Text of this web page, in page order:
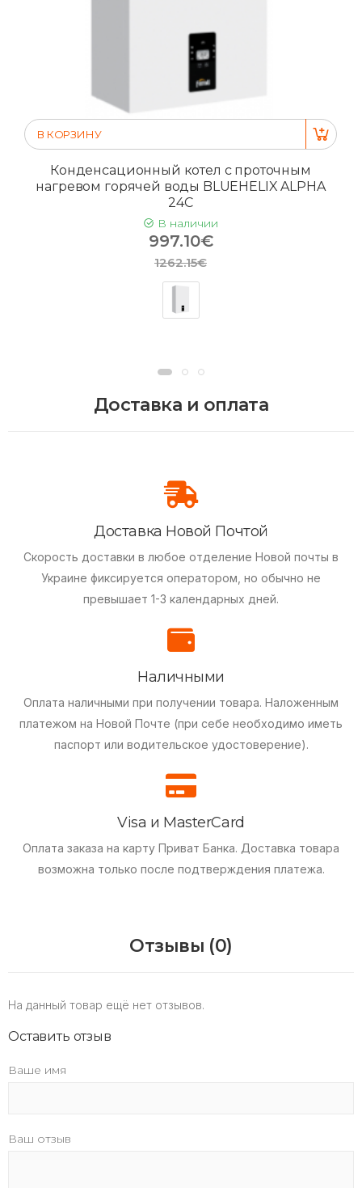
В КОРЗИНУ
Конденсационный котел с проточным
нагревом горячей воды BLUEHELIX ALPHA
24C
В наличии
997.10€
1262.15€
Доставка и оплата
Доставка Новой Почтой
Скорость доставки в любое отделение Новой почты в
Украине фиксируется оператором, но обычно не
превышает 1-3 календарных дней.
Наличными
Оплата наличными при получении товара. Наложенным
платежом на Новой Почте (при себе необходимо иметь
паспорт или водительское удостоверение).
Visa и MasterCard
Оплата заказа на карту Приват Банка. Доставка товара
возможна только после подтверждения платежа.
Отзывы (0)
На данный товар ещё нет отзывов.
Оставить отзыв
Ваше имя
Ваш отзыв